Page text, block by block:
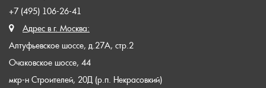
+7 (495) 106-26-41
Адрес в г. Москва:
Алтуфьевское шоссе, д.27А, стр.2
Очаковское шоссе, 44
мкр-н Строителей, 20Д (р.п. Некрасовкий)